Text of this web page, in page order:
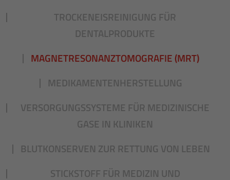
TROCKENEISREINIGUNG FÜR
DENTALPRODUKTE
MAGNETRESONANZTOMOGRAFIE (MRT)
MEDIKAMENTENHERSTELLUNG
VERSORGUNGSSYSTEME FÜR MEDIZINISCHE
GASE IN KLINIKEN
BLUTKONSERVEN ZUR RETTUNG VON LEBEN
STICKSTOFF FÜR MEDIZIN UND